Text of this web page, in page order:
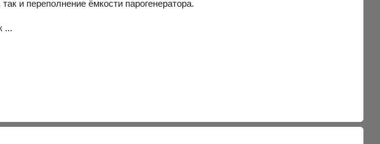
и переполнение ёмкости парогенератора.
...